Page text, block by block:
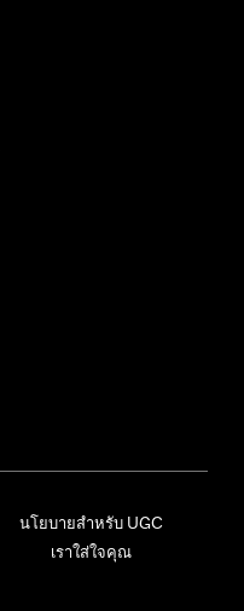
นโยบายสำหรับ UGC
เราใส่ใจคุณ